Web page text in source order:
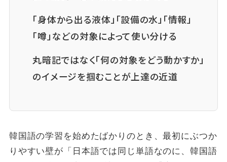
「身体から出る液体」「設備の水」「情報」
「噂」などの対象によって使い分ける
丸暗記ではなく「何の対象をどう動かすか」
のイメージを掴むことが上達の近道
韓国語の学習を始めたばかりのとき、最初にぶつか
りやすい壁が「日本語では同じ単語なのに、韓国語